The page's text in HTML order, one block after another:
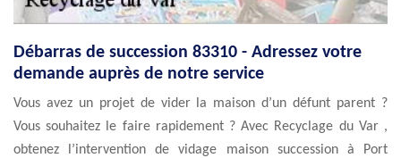
Débarras de succession 83310 - Adressez votre
demande auprès de notre service
Vous avez un projet de vider la maison d’un défunt parent ?
Vous souhaitez le faire rapidement ? Avec Recyclage du Var ,
obtenez l’intervention de vidage maison succession à Port